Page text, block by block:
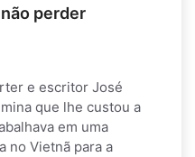
perder
e escritor José
que lhe custou a
em uma
no Vietnã para a